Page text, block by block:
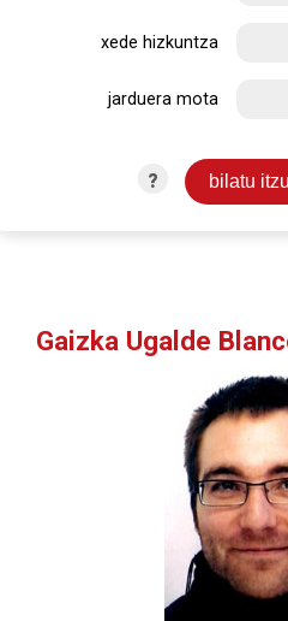
xede hizkuntza
jarduera mota
?
Gaizka Ugalde